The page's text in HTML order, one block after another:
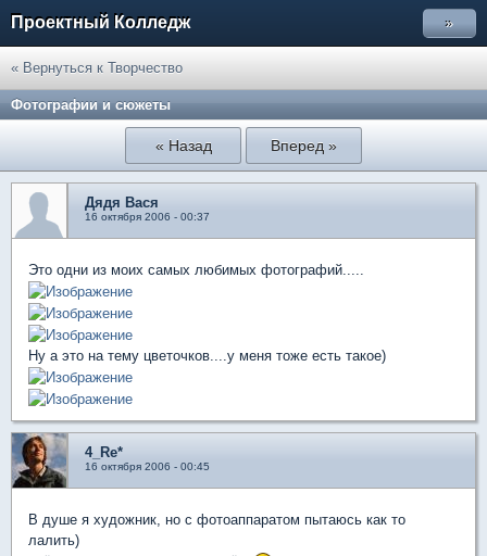
Проектный Колледж »
« Вернуться к Творчество
Фотографии и сюжеты
« Назад Вперед »
Дядя Вася
16 октября 2006 - 00:37
Это одни из моих самых любимых фотографий.....
Ну а это на тему цветочков....у меня тоже есть такое)
4_Re*
16 октября 2006 - 00:45
В душе я художник, но с фотоаппаратом пытаюсь как то
лалить)